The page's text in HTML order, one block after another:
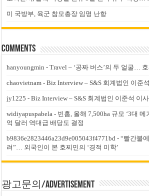
미 국방부, 육군 참모총장 임명 난항
Comments
hanyoungmin -Travel – ‘공짜 버스’의 두 얼굴…
chaovietnam -Biz Interview – S&S 회계법인 이준
jy1225 -Biz Interview – S&S 회계법인 이준석 이
widiyapuspabela - 빈홈, 올해 7,500ha 규모 ‘3대
억 달러 역대급 배당도 결정
b9836e2823446a23d9e005043f4771bd -“빨간불
려”… 외국인이 본 호찌민의 ‘경적 미학’
광고문의/Advertisement